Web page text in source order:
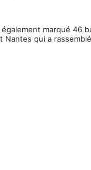
marqué 46
qui a